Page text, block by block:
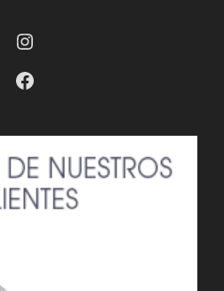
Instagram
Facebook